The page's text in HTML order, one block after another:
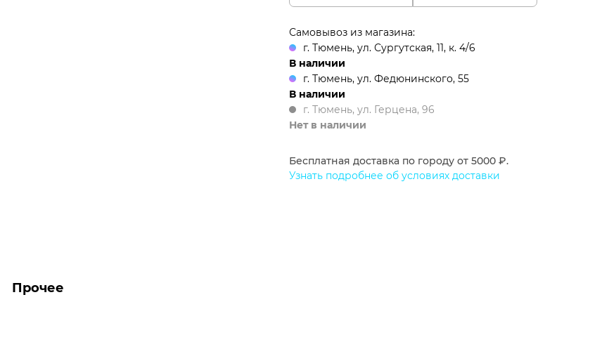
Самовывоз из магазина:
г. Тюмень, ул. Сургутская, 11, к. 4/6
В наличии
г. Тюмень, ул. Федюнинского, 55
В наличии
г. Тюмень, ул. Герцена, 96
Нет в наличии
Бесплатная доставка по городу от 5000 ₽.
Узнать подробнее об условиях доставки
Прочее